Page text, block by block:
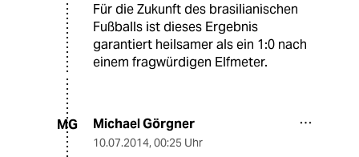
Für die Zukunft des brasilianischen
Fußballs ist dieses Ergebnis
garantiert heilsamer als ein 1:0 nach
einem fragwürdigen Elfmeter.
MG Michael Görgner
10.07.2014, 00:25 Uhr